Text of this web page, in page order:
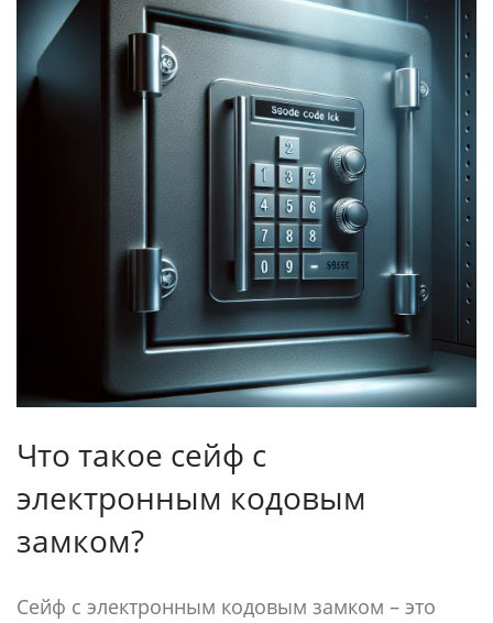
Что такое сейф с
электронным кодовым
замком?
Сейф с электронным кодовым замком – это